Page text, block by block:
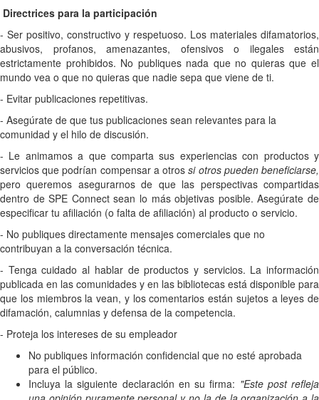
Directrices para la participación
- Ser positivo, constructivo y respetuoso. Los materiales difamatorios,
abusivos, profanos, amenazantes, ofensivos o ilegales están
estrictamente prohibidos. No publiques nada que no quieras que el
mundo vea o que no quieras que nadie sepa que viene de ti.
- Evitar publicaciones repetitivas.
- Asegúrate de que tus publicaciones sean relevantes para la
comunidad y el hilo de discusión.
- Le animamos a que comparta sus experiencias con productos y
servicios que podrían compensar a otrossi otros pueden beneficiarse,
pero queremos asegurarnos de que las perspectivas compartidas
dentro de SPE Connect sean lo más objetivas posible. Asegúrate de
especificar tu afiliación (o falta de afiliación) al producto o servicio.
- No publiques directamente mensajes comerciales que no
contribuyan a la conversación técnica.
- Tenga cuidado al hablar de productos y servicios. La información
publicada en las comunidades y en las bibliotecas está disponible para
que los miembros la vean, y los comentarios están sujetos a leyes de
difamación, calumnias y defensa de la competencia.
- Proteja los intereses de su empleador
No publiques información confidencial que no esté aprobada
para el público.
Incluya la siguiente declaración en su firma: "Este post refleja